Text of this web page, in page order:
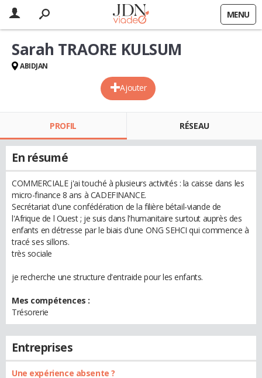
MENU
Ajouter
Sarah TRAORE KULSUM
ABIDJAN
PROFIL RÉSEAU
En résumé
COMMERCIALE j'ai touché à plusieurs activités : la caisse dans les
micro-finance 8 ans à CADEFINANCE.
Secrétariat d'une confédération de la filière bétail-viande de
l'Afrique de l Ouest ; je suis dans l'humanitaire surtout auprès des
enfants en détresse par le biais d'une ONG SEHCI qui commence à
tracé ses sillons.
très sociale
je recherche une structure d'entraide pour les enfants.
Mes compétences :
Trésorerie
Entreprises
Une expérience absente ?